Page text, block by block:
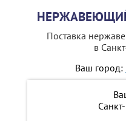
Поставка
в
Ваш город:
+7
+7